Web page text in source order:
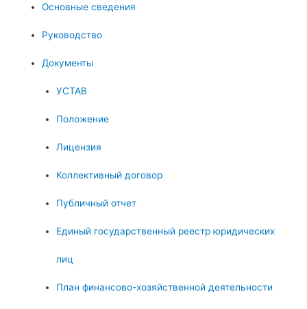
Основные сведения
Руководство
Документы
УСТАВ
Положение
Лицензия
Коллективный договор
Публичный отчет
Единый государственный реестр юридических
лиц
План финансово-хозяйственной деятельности